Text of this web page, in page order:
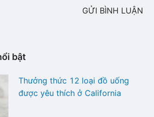
GỬI BÌNH LUẬN
bật
Thưởng thức 12 loại đồ uống
được yêu thích ở California